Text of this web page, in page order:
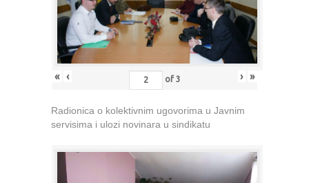
« ‹ of 3 › »
Radionica o kolektivnim ugovorima u Javnim
servisima i ulozi novinara u sindikatu